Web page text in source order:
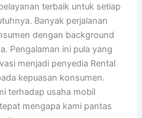
terbaik untuk setiap
Banyak perjalanan
dengan background
Pengalaman ini pula yang
menjadi penyedia Rental
kepuasan konsumen.
terhadap usaha mobil
mengapa kami pantas